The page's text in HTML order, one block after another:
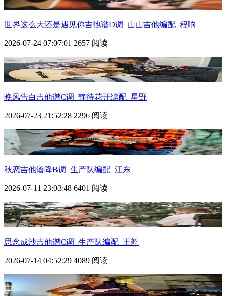
世界这么大还是遇见你吉他谱D调_山山吉他编配_程响
2026-07-24 07:07:01 2657 阅读
晚风告白吉他谱C调_静待花开编配_星野
2026-07-23 21:52:28 2296 阅读
秋恋吉他谱降B调_生产队编配_江东
2026-07-11 23:03:48 6401 阅读
思念成沙吉他谱C调_生产队编配_王韵
2026-07-14 04:52:29 4089 阅读